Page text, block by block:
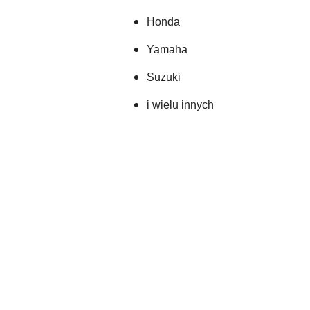
Honda
Yamaha
Suzuki
i wielu innych